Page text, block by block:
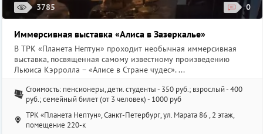
3785 0
Иммерсивная выставка «Алиса в Зазеркалье»
В ТРК «Планета Нептун» проходит необычная иммерсивная
выставка, посвященная самому известному произведению
Льюиса Кэрролла – «Алисе в Стране чудес». ...
Стоимость: пенсионеры, дети. студенты - 350 руб.; взрослый - 400
руб.; семейный билет (от 3 человек) - 1000 руб
ТРК «Планета Нептун», Санкт-Петербург, ул. Марата 86 , 2 этаж,
помещение 220-к